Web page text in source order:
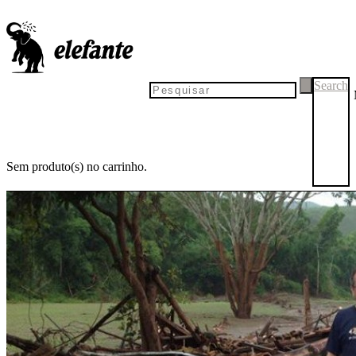
Sem produto(s) no carrinho.
Search
"Não existe mineração
sustentável"
O Bem Viverna cidade mineira de Mariana,